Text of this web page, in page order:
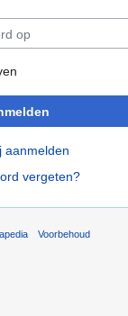
aanmelden
vergeten?
Voorbehoud